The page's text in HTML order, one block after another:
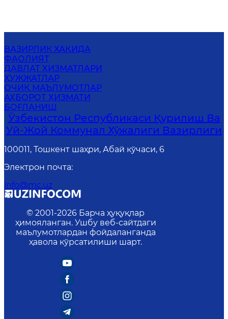
ВАЗИРЛИК ҲАҚИДА
ФАОЛИЯТ
ДАВЛАТ ХИЗМАТЛАРИ
ҲУЖЖАТЛАР
ОЧИҚ МАЪЛУМОТЛАР
АХБОРОТ ХИЗМАТИ
БОҒЛАНИШ
Ўзбекистон Республикаси Қурилиш Ва
Уй-Жой Коммунал Хўжалиги Вазирлиги
100011, Тошкент шаҳри, Абай кўчаси, 6
Электрон почта:
info@mc.uz
© 2001-2026 Барча ҳуқуқлар
ҳимояланган. Ушбу веб-сайтдаги
маълумотлардан фойдаланганда
ҳавола кўрсатилиши шарт.